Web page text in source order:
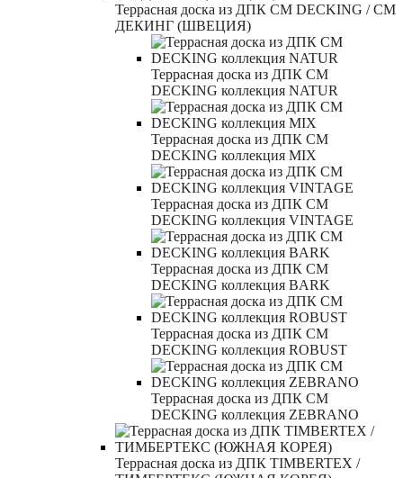
Террасная доска из ДПК CM DECKING / СМ
ДЕКИНГ (ШВЕЦИЯ)
Террасная доска из ДПК CM
DECKING коллекция NATUR
Террасная доска из ДПК CM
DECKING коллекция MIX
Террасная доска из ДПК CM
DECKING коллекция VINTAGE
Террасная доска из ДПК CM
DECKING коллекция BARK
Террасная доска из ДПК CM
DECKING коллекция ROBUST
Террасная доска из ДПК CM
DECKING коллекция ZEBRANO
Террасная доска из ДПК TIMBERTEX /